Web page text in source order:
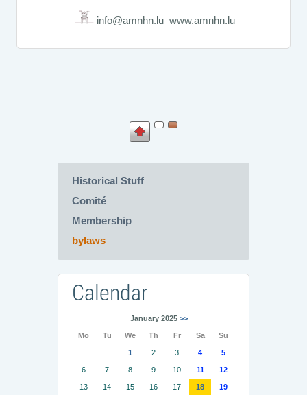
info@amnhn.lu www.amnhn.lu
Historical Stuff
Comité
Membership
bylaws
Calendar
January 2025 >>
Mo Tu We Th Fr Sa Su
1 2 3 4 5
6 7 8 9 10 11 12
13 14 15 16 17 18 19